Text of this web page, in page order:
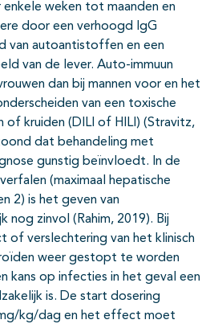
weken tot maanden en
door een verhoogd IgG
van autoantistoffen en een
van de lever. Auto-immuun
dan bij mannen voor en het
van een toxische
of kruiden (DILI of HILI) (Stravitz,
dat behandeling met
gunstig beïnvloedt. In de
(maximaal hepatische
2) is het geven van
zinvol (Rahim, 2019). Bij
of verslechtering van het klinisch
weer gestopt te worden
kans op infecties in het geval een
is. De start dosering
kg/dag en het effect moet